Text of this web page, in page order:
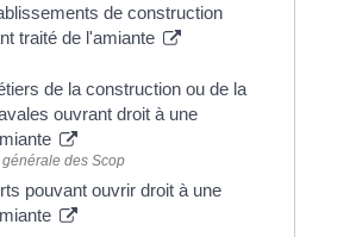
de construction
traité de l'amiante
de la construction ou de la
ouvrant droit à une
des Scop
pouvant ouvrir droit à une